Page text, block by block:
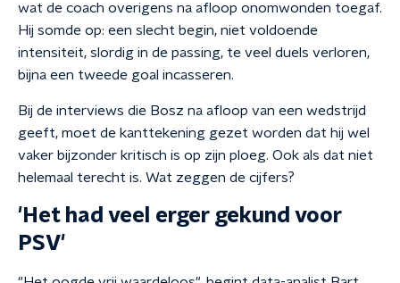
wat de coach overigens na afloop onomwonden toegaf.
Hij somde op: een slecht begin, niet voldoende
intensiteit, slordig in de passing, te veel duels verloren,
bijna een tweede goal incasseren.
Bij de interviews die Bosz na afloop van een wedstrijd
geeft, moet de kanttekening gezet worden dat hij wel
vaker bijzonder kritisch is op zijn ploeg. Ook als dat niet
helemaal terecht is. Wat zeggen de cijfers?
'Het had veel erger gekund voor
PSV'